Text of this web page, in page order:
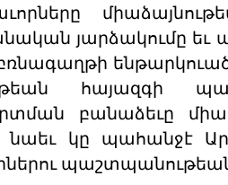
յարձակումը եւ
ենթարկուած
հայազգի
բանաձեւը
նաեւ կը պահանջէ